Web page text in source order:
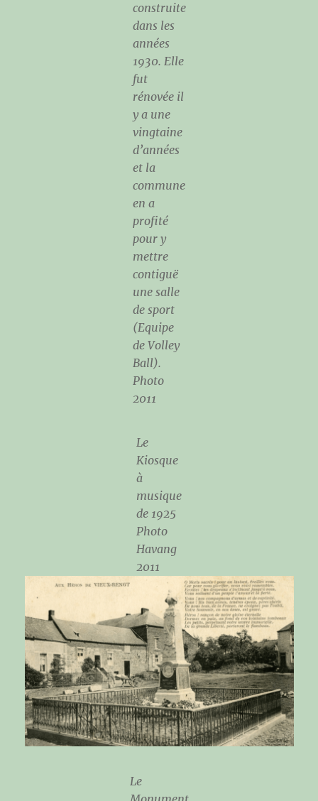
construite
dans les
années
1930. Elle
fut
rénovée il
y a une
vingtaine
d’années
et la
commune
en a
profité
pour y
mettre
contiguë
une salle
de sport
(Equipe
de Volley
Ball).
Photo
2011
Le
Kiosque
à
musique
de 1925
Photo
Havang
2011
Le